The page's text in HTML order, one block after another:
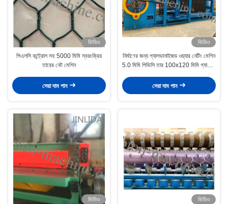
ভিডিও
পিএলসি কন্ট্রোল সহ 5000 মিমি স্বয়ংক্রিয়
তারের নেট মেশিন
সেরা দাম পান
ভিডিও
নির্মাণের জন্য গ্যালভানাইজড ওয়্যার নেটিং মেশিন
5.0 মিমি পিভিসি তার 100x120 মিমি গ্যাবিয়ন
সেরা দাম পান
ভিডিও
ভিডিও